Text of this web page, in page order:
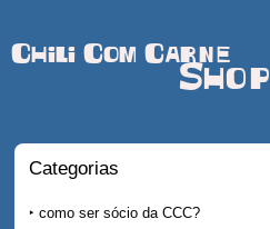
Chili Com Carne
Shop
Categorias
como ser sócio da CCC?